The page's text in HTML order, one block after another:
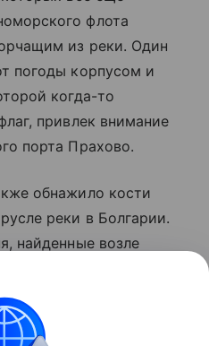
флота
из реки. Один
погоды корпусом и
когда-то
привлек внимание
порта Прахово.
обнажило кости
реки в Болгарии.
найденные возле
мамонту, жившему во
сообщил AFP